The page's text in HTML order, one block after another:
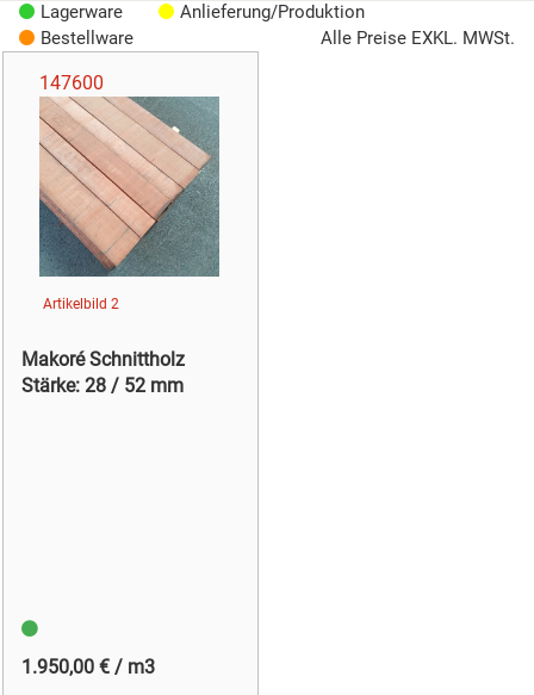
Lagerware
Anlieferung/Produktion
Bestellware
Alle Preise EXKL. MWSt.
147600
Artikelbild 2
Makoré Schnittholz
Stärke: 28 / 52 mm
1.950,00 € / m3